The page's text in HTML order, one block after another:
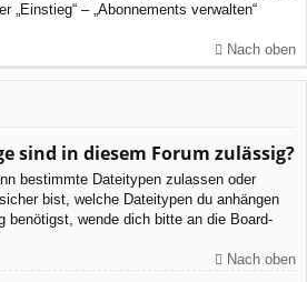
„Einstieg“ – „Abonnements verwalten“
Nach oben
sind in diesem Forum zulässig?
bestimmte Dateitypen zulassen oder
bist, welche Dateitypen du anhängen
benötigst, wende dich bitte an die Board-
Nach oben